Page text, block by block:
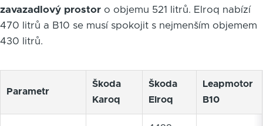
zavazadlový prostor o objemu 521 litrů. Elroq nabízí
470 litrů a B10 se musí spokojit s nejmenším objemem
430 litrů.
Parametr
Škoda
Karoq
Škoda
Elroq
Leapmotor
B10